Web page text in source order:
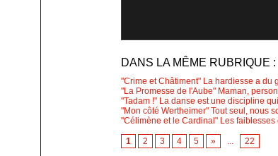
DANS LA MÊME RUBRIQUE :
"Crime et Châtiment" La hardiesse a du
"La Promesse de l'Aube" Maman,
"Tadam !" La danse est une discipline
"Mon côté Wertheimer" Tout seul, nous
"Célimène et le Cardinal" Les
1 2 3 4 5 » ... 22